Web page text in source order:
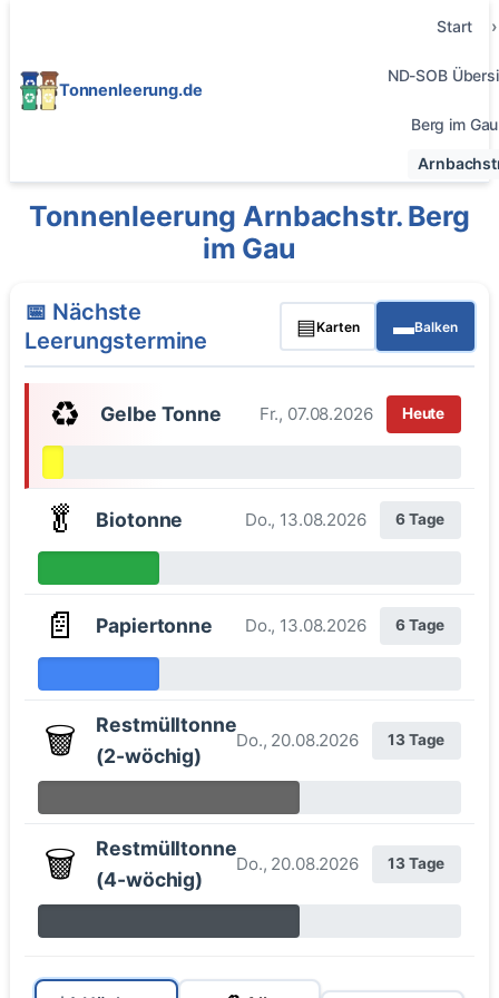
Tonnenleerung.de
Start
ND-SOB
Berg im Gau
Tonnenleerung Arnbachstr. Berg
im Gau
📅 Nächste
Leerungstermine
▤Karten ▬Balken
♻️ Gelbe Tonne Fr., 07.08.2026 Heute
🥬 Biotonne Do., 13.08.2026 6 Tage
📄 Papiertonne Do., 13.08.2026 6 Tage
🗑️
Restmülltonne
(2-wöchig)
Do., 20.08.2026 13 Tage
🗑️
Restmülltonne
(4-wöchig)
Do., 20.08.2026 13 Tage